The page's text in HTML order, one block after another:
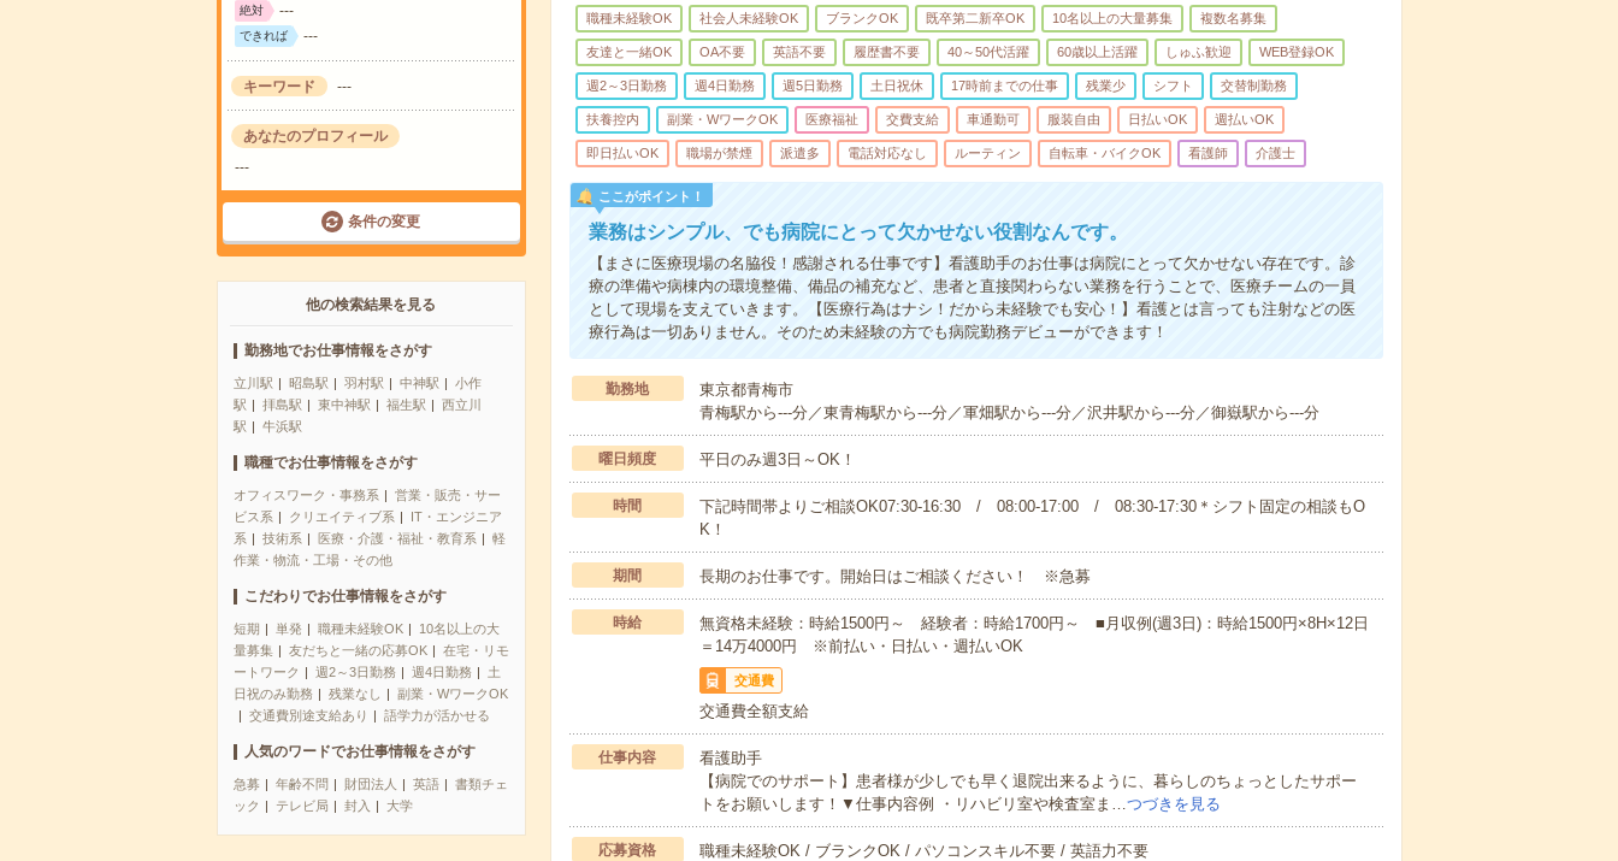
絶対 ---
できれば ---
キーワード ---
あなたのプロフィール
---
条件の変更
他の検索結果を見る
勤務地でお仕事情報をさがす
立川駅 昭島駅 羽村駅 中神駅
小作
駅
拝島駅 東中神駅 福生駅
西立川
駅
牛浜駅
職種でお仕事情報をさがす
オフィスワーク・事務系
営業・販売・サー
ビス系
クリエイティブ系
IT・エンジニア
系
技術系 医療・介護・福祉・教育系
軽
作業・物流・工場・その他
こだわりでお仕事情報をさがす
短期 単発 職種未経験OK
10名以上の大
量募集
友だちと一緒の応募OK
在宅・リモ
ートワーク
週2～3日勤務 週4日勤務
土
日祝のみ勤務
残業なし
副業・WワークOK
交通費別途支給あり
語学力が活かせる
人気のワードでお仕事情報をさがす
急募 年齢不問 財団法人 英語
書類チェ
ック
テレビ局 封入 大学
職種未経験OK 社会人未経験OK ブランクOK 既卒第二新卒OK 10名以上の大量募集 複数名募集
友達と一緒OK OA不要 英語不要 履歴書不要 40～50代活躍 60歳以上活躍 しゅふ歓迎 WEB登録OK
週2～3日勤務 週4日勤務 週5日勤務 土日祝休 17時前までの仕事 残業少 シフト 交替制勤務
扶養控内 副業・WワークOK 医療福祉 交費支給 車通勤可 服装自由 日払いOK 週払いOK
即日払いOK 職場が禁煙 派遣多 電話対応なし ルーティン 自転車・バイクOK 看護師 介護士
ここがポイント！
業務はシンプル、でも病院にとって欠かせない役割なんです。
【まさに医療現場の名脇役！感謝される仕事です】看護助手のお仕事は病院にとって欠かせない存在です。診
療の準備や病棟内の環境整備、備品の補充など、患者と直接関わらない業務を行うことで、医療チームの一員
として現場を支えていきます。【医療行為はナシ！だから未経験でも安心！】看護とは言っても注射などの医
療行為は一切ありません。そのため未経験の方でも病院勤務デビューができます！
勤務地
東京都青梅市
青梅駅から---分／東青梅駅から---分／軍畑駅から---分／沢井駅から---分／御嶽駅から---分
曜日頻度 平日のみ週3日～OK！
時間
下記時間帯よりご相談OK07:30-16:30 / 08:00-17:00 / 08:30-17:30＊シフト固定の相談もO
K！
期間 長期のお仕事です。開始日はご相談ください！ ※急募
時給
無資格未経験：時給1500円～ 経験者：時給1700円～ ■月収例(週3日)：時給1500円×8H×12日
＝14万4000円 ※前払い・日払い・週払いOK
交通費
交通費全額支給
仕事内容
看護助手
【病院でのサポート】患者様が少しでも早く退院出来るように、暮らしのちょっとしたサポー
トをお願いします！▼仕事内容例 ・リハビリ室や検査室ま…つづきを見る
応募資格
職種未経験OK / ブランクOK / パソコンスキル不要 / 英語力不要